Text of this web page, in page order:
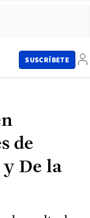
SUSCRÍBETE
de
y De la